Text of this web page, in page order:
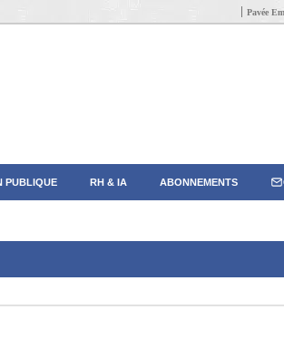
Pavée
PUBLIQUE RH & IA ABONNEMENTS